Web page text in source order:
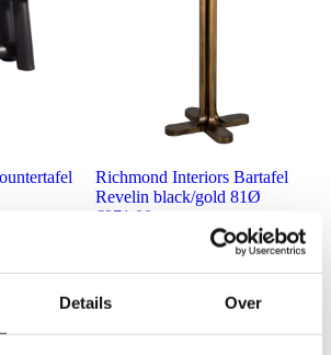
Details Over
Richmond Interiors Bartafel
Revelin black/gold 81Ø
€971,00